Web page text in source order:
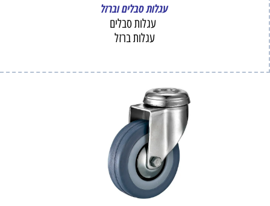
עגלות סבלים וברזל
עגלות סבלים
עגלות ברזל